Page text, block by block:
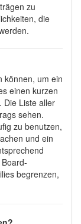
zu
die
können, um ein
einen kurzen
Die Liste aller
sehen.
zu benutzen,
und ein
begrenzen,